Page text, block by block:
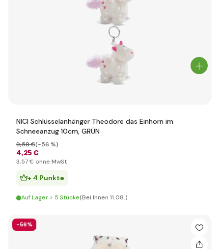
NICI Schlüsselanhänger Theodore das Einhorn im
Schneeanzug 10cm, GRÜN
4,25 €
9,58 €(-56 %)
3,57 € ohne MwSt
+ 4 Punkte
Auf Lager > 5 Stücke(Bei Ihnen 11.08.)
-56%